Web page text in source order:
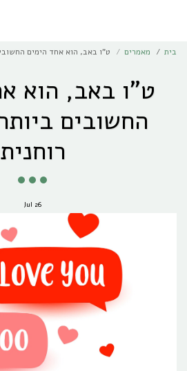
בית מאמרים ט"ו באב, הוא אחד הימים
ט"ו באב, הוא
החשובים
רוחנית
26
Jul